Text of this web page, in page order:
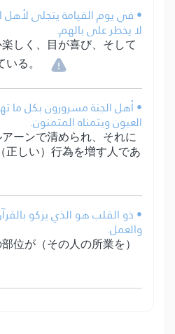
• في يوم القيامة يتجلى لأهل
لا يخطر على بالهم.
しく、目が喜び、そして
る。
• أهل الجنة مسرورون بكل ما
العيون ويتمناه المتمنون.
ーンで清められ、それに
正しい）行為を増す人であ
• ذو القلب هو الذي يزكو
والعمل.
位が（その人の所業を）